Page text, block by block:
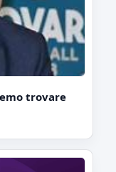
trovare